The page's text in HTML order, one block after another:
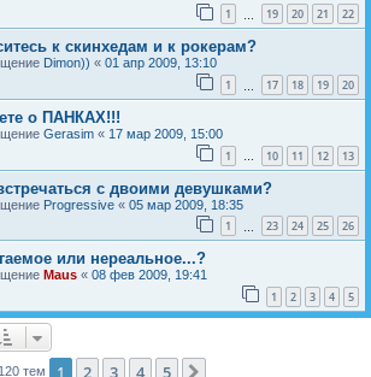
1 19 20 21 22
к скинхедам и к рокерам?
Dimon)) « 01 апр 2009, 13:10
1 17 18 19 20
о ПАНКАХ!!!
Gerasim « 17 мар 2009, 15:00
1 … 10 11 12 13
с двоими девушками?
Progressive « 05 мар 2009, 18:35
1 23 24 25 26
или нереальное...?
Maus « 08 фев 2009, 19:41
1 2 3 4 5
120 тем 1 2 3 4 5